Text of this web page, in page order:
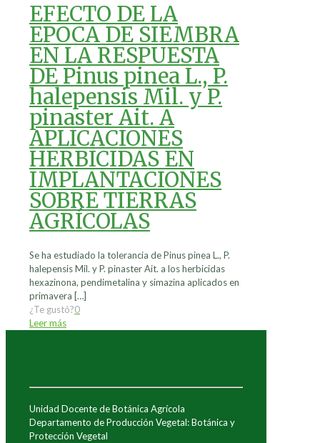
EFECTO DE LA
EPOCA DE SIEMBRA
EN LA RESPUESTA
DE Pinus pinea L., P.
halepensis Mil. y P.
pinaster Ait. A
APLICACIONES
HERBICIDAS EN
IMPLANTACIONES
SOBRE TIERRAS
AGRÍCOLAS
Se ha estudiado la tolerancia de Pinus pinea L., P.
halepensis Mil. y P. pinaster Ait. a los herbicidas
hexazinona, pendimetalina y simazina aplicados en
primavera […]
¿Te gustó?0
Leer más
Unidad Docente de Botánica Agrícola
Departamento de Producción Vegetal: Botánica y
Protección Vegetal